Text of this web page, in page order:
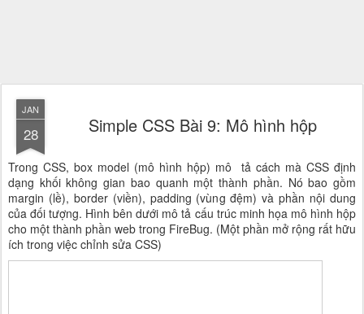
JAN
28 Simple CSS Bài 9: Mô hình hộp
Trong CSS, box model (mô hình hộp) mô tả cách mà CSS định
dạng khối không gian bao quanh một thành phần. Nó bao gồm
margin (lề), border (viền), padding (vùng đệm) và phần nội dung
của đối tượng. Hình bên dưới mô tả cấu trúc minh họa mô hình hộp
cho một thành phần web trong FireBug. (Một phần mở rộng rất hữu
ích trong việc chỉnh sửa CSS)